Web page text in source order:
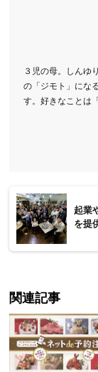
３児の母。しんゆ
の「ジモト」にな
す。好きなことは
起業
を提
関連記事